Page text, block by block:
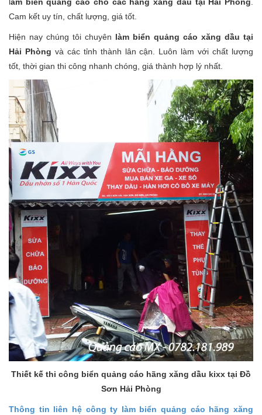
Cam kết uy tín, chất lượng, giá tốt.
Hiện nay chúng tôi chuyên làm biển quảng cáo xăng dầu tại
Hải Phòng và các tỉnh thành lân cận. Luôn làm với chất lượng
tốt, thời gian thi công nhanh chóng, giá thành hợp lý nhất.
Thiết kế thi công biển quảng cáo hãng xăng dầu kixx tại Đồ
Sơn Hải Phòng
Thông tin liên hệ công ty làm biển quảng cáo hãng xăng